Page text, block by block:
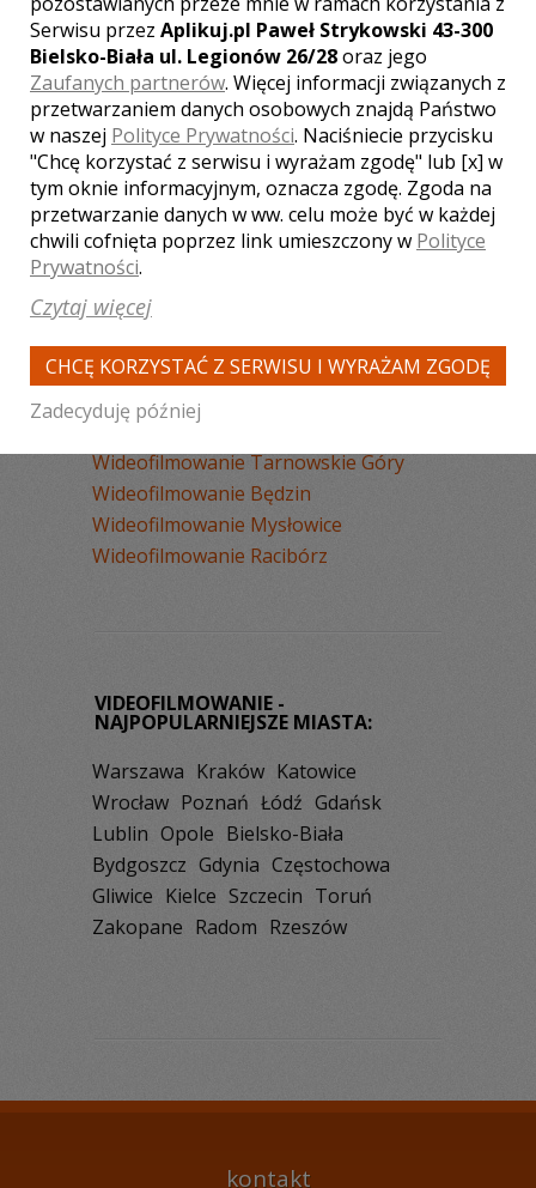
Wideofilmowanie Bielsko-Biała
Wideofilmowanie Gliwice
Wideofilmowanie Sosnowiec
Wideofilmowanie Chorzów
Wideofilmowanie Tychy
Wideofilmowanie Rybnik
Wideofilmowanie Zabrze
Wideofilmowanie Bytom
Wideofilmowanie Dąbrowa Górnicza
Wideofilmowanie Pszczyna
Wideofilmowanie Ruda Śląska
Wideofilmowanie Wisła
Wideofilmowanie Jastrzębie-Zdrój
Wideofilmowanie Tarnowskie Góry
Wideofilmowanie Będzin
Wideofilmowanie Mysłowice
Wideofilmowanie Racibórz
VIDEOFILMOWANIE -
NAJPOPULARNIEJSZE MIASTA:
Warszawa Kraków Katowice
Wrocław Poznań Łódź Gdańsk
Lublin Opole Bielsko-Biała
Bydgoszcz Gdynia Częstochowa
Gliwice Kielce Szczecin Toruń
Zakopane Radom Rzeszów
kontakt
Serwisu przez Aplikuj.pl Paweł Strykowski 43-300
Bielsko-Biała ul. Legionów 26/28oraz jego
Zaufanych partnerów. Więcej informacji związanych z
przetwarzaniem danych osobowych znajdą Państwo
w naszej Polityce Prywatności. Naciśniecie przycisku
"Chcę korzystać z serwisu i wyrażam zgodę" lub [x] w
tym oknie informacyjnym, oznacza zgodę. Zgoda na
przetwarzanie danych w ww. celu może być w każdej
chwili cofnięta poprzez link umieszczony w Polityce
Prywatności.
Czytaj więcej
CHCĘ KORZYSTAĆ Z SERWISU I WYRAŻAM ZGODĘ
Zadecyduję później